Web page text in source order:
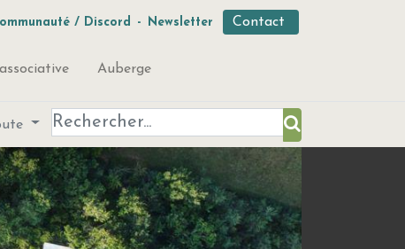
/ Discord - Newsletter Contact
Auberge